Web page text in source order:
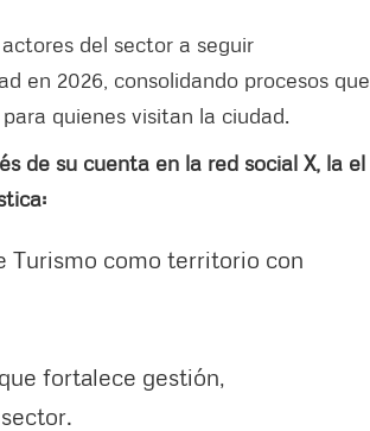
del sector a seguir
en 2026, consolidando procesos que
quienes visitan la ciudad.
de su cuenta en la red social X, la el
Turismo como territorio con
fortalece gestión,